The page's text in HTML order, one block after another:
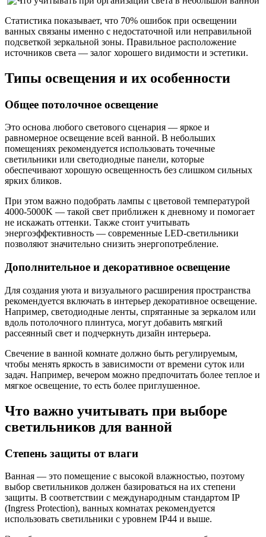
Статистика показывает, что 70% ошибок при освещении
ванных связаны именно с недостаточной или неправильной
подсветкой зеркальной зоны. Правильное расположение
источников света — залог хорошего видимости и эстетики.
Типы освещения и их особенности
Общее потолочное освещение
Это основа любого светового сценария — яркое и
равномерное освещение всей ванной. В небольших
помещениях рекомендуется использовать точечные
светильники или светодиодные панели, которые
обеспечивают хорошую освещенность без слишком сильных
ярких бликов.
При этом важно подобрать лампы с цветовой температурой
4000-5000K — такой свет приближен к дневному и помогает
не искажать оттенки. Также стоит учитывать
энергоэффективность — современные LED-светильники
позволяют значительно снизить энергопотребление.
Дополнительное и декоративное освещение
Для создания уюта и визуального расширения пространства
рекомендуется включать в интерьер декоративное освещение.
Например, светодиодные ленты, спрятанные за зеркалом или
вдоль потолочного плинтуса, могут добавить мягкий
рассеянный свет и подчеркнуть дизайн интерьера.
Свечение в ванной комнате должно быть регулируемым,
чтобы менять яркость в зависимости от времени суток или
задач. Например, вечером можно предпочитать более теплое и
мягкое освещение, то есть более приглушенное.
Что важно учитывать при выборе
светильников для ванной
Степень защиты от влаги
Ванная — это помещение с высокой влажностью, поэтому
выбор светильников должен базироваться на их степени
защиты. В соответствии с международным стандартом IP
(Ingress Protection), ванных комнатах рекомендуется
использовать светильники с уровнем IP44 и выше.